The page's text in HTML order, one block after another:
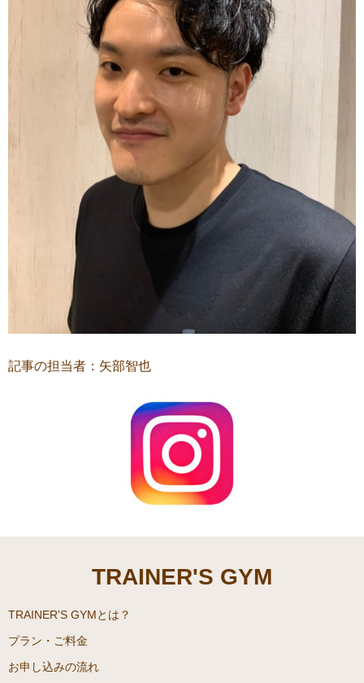
記事の担当者：矢部智也
TRAINER'S GYM
TRAINER'S GYMとは？
プラン・ご料金
お申し込みの流れ